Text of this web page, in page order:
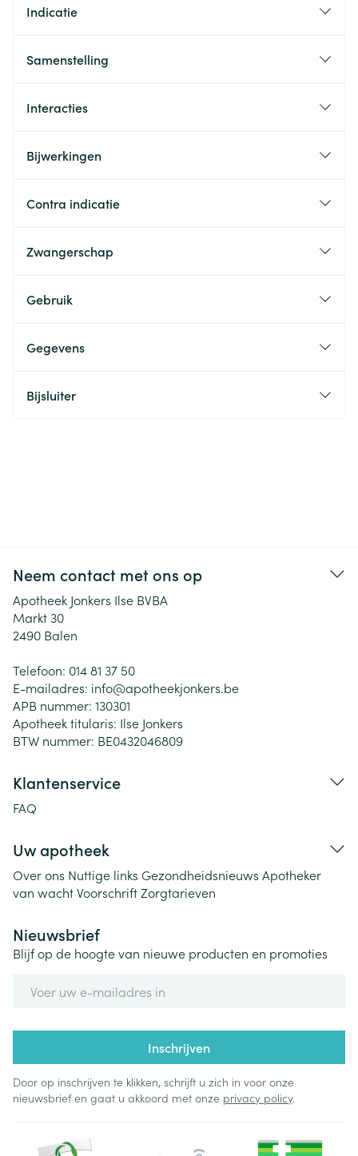
Indicatie
Samenstelling
Interacties
Bijwerkingen
Contra indicatie
Zwangerschap
Gebruik
Gegevens
Bijsluiter
Neem contact met ons op
Apotheek Jonkers Ilse BVBA
Markt 30
2490 Balen
Telefoon: 014 81 37 50
E-mailadres: info@apotheekjonkers.be
APB nummer: 130301
Apotheek titularis: Ilse Jonkers
BTW nummer: BE0432046809
Klantenservice
FAQ
Uw apotheek
Over ons Nuttige links Gezondheidsnieuws Apotheker
van wachtVoorschriftZorgtarieven
Nieuwsbrief
Blijf op de hoogte van nieuwe producten en promoties
Inschrijven
Door op inschrijven te klikken, schrijft u zich in voor onze
nieuwsbrief en gaat u akkoord met onze privacy policy.